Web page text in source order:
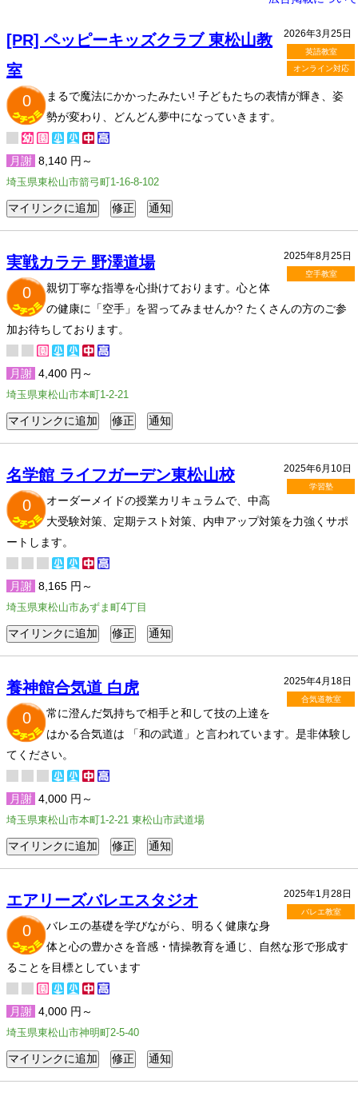
2026年3月25日
英語教室
オンライン対応
[PR] ペッピーキッズクラブ 東松山教
室
0
まるで魔法にかかったみたい! 子どもたちの表情が輝き、姿
勢が変わり、どんどん夢中になっていきます。
月謝 8,140 円～
埼玉県東松山市箭弓町1-16-8-102
2025年8月25日
空手教室
実戦カラテ 野澤道場
0
親切丁寧な指導を心掛けております。心と体
の健康に「空手」を習ってみませんか? たくさんの方のご参
加お待ちしております。
月謝 4,400 円～
埼玉県東松山市本町1-2-21
2025年6月10日
学習塾
名学館 ライフガーデン東松山校
0
オーダーメイドの授業カリキュラムで、中高
大受験対策、定期テスト対策、内申アップ対策を力強くサポ
ートします。
月謝 8,165 円～
埼玉県東松山市あずま町4丁目
2025年4月18日
合気道教室
養神館合気道 白虎
0
常に澄んだ気持ちで相手と和して技の上達を
はかる合気道は 「和の武道」と言われています。是非体験し
てください。
月謝 4,000 円～
埼玉県東松山市本町1-2-21 東松山市武道場
2025年1月28日
バレエ教室
エアリーズバレエスタジオ
0
バレエの基礎を学びながら、明るく健康な身
体と心の豊かさを音感・情操教育を通じ、自然な形で形成す
ることを目標としています
月謝 4,000 円～
埼玉県東松山市神明町2-5-40